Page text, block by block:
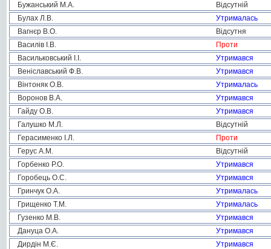
Бужанський М.А.
Відсутній
Булах Л.В.
Утрималась
Вагнєр В.О.
Відсутня
Василів І.В.
Проти
Васильковський І.І.
Утримався
Веніславський Ф.В.
Утримався
Вінтоняк О.В.
Утрималась
Воронов В.А.
Утримався
Гайду О.В.
Утримався
Галушко М.Л.
Відсутній
Герасименко І.Л.
Проти
Герус А.М.
Відсутній
Горбенко Р.О.
Утримався
Горобець О.С.
Утримався
Гринчук О.А.
Утрималась
Грищенко Т.М.
Утрималась
Гузенко М.В.
Утримався
Дануца О.А.
Утримався
Дирдін М.Є.
Утримався